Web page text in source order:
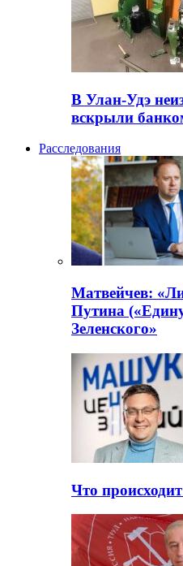
В Улан-Удэ
вскрыли
Расследования
Матвейчев:
Путина
Зеленского»
Что